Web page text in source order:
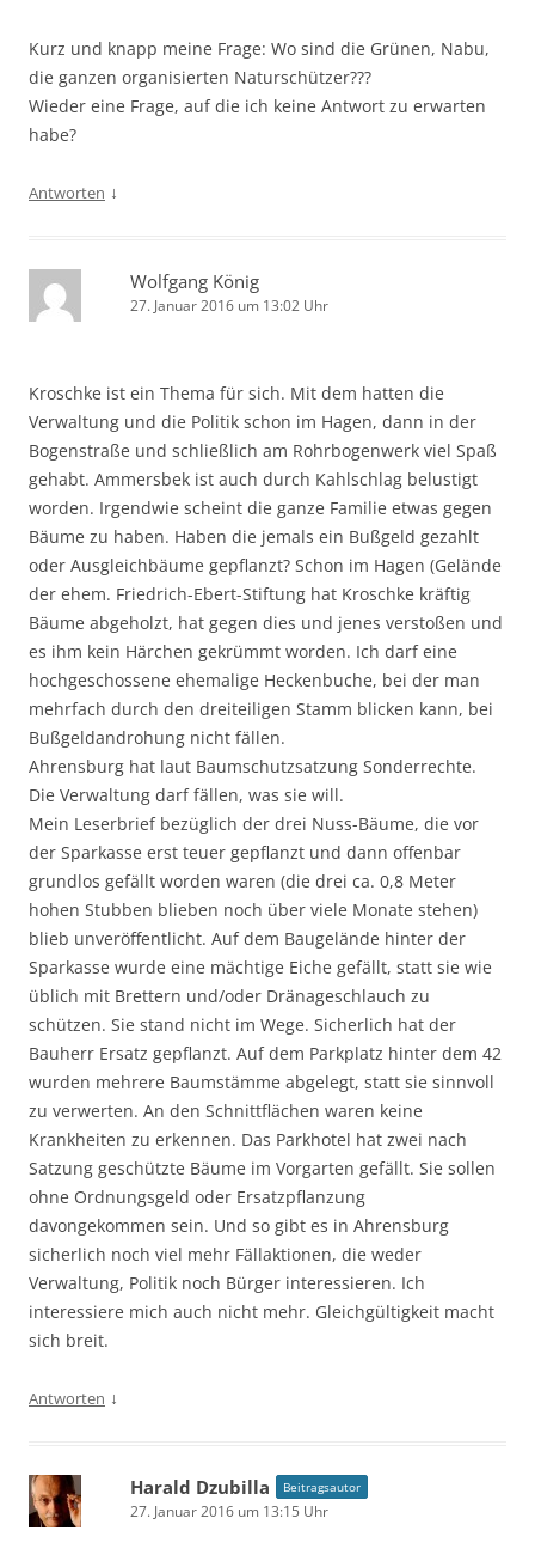
Kurz und knapp meine Frage: Wo sind die Grünen, Nabu,
die ganzen organisierten Naturschützer???
Wieder eine Frage, auf die ich keine Antwort zu erwarten
habe?
Antworten ↓
Wolfgang König
27. Januar 2016 um 13:02 Uhr
Kroschke ist ein Thema für sich. Mit dem hatten die
Verwaltung und die Politik schon im Hagen, dann in der
Bogenstraße und schließlich am Rohrbogenwerk viel Spaß
gehabt. Ammersbek ist auch durch Kahlschlag belustigt
worden. Irgendwie scheint die ganze Familie etwas gegen
Bäume zu haben. Haben die jemals ein Bußgeld gezahlt
oder Ausgleichbäume gepflanzt? Schon im Hagen (Gelände
der ehem. Friedrich-Ebert-Stiftung hat Kroschke kräftig
Bäume abgeholzt, hat gegen dies und jenes verstoßen und
es ihm kein Härchen gekrümmt worden. Ich darf eine
hochgeschossene ehemalige Heckenbuche, bei der man
mehrfach durch den dreiteiligen Stamm blicken kann, bei
Bußgeldandrohung nicht fällen.
Ahrensburg hat laut Baumschutzsatzung Sonderrechte.
Die Verwaltung darf fällen, was sie will.
Mein Leserbrief bezüglich der drei Nuss-Bäume, die vor
der Sparkasse erst teuer gepflanzt und dann offenbar
grundlos gefällt worden waren (die drei ca. 0,8 Meter
hohen Stubben blieben noch über viele Monate stehen)
blieb unveröffentlicht. Auf dem Baugelände hinter der
Sparkasse wurde eine mächtige Eiche gefällt, statt sie wie
üblich mit Brettern und/oder Dränageschlauch zu
schützen. Sie stand nicht im Wege. Sicherlich hat der
Bauherr Ersatz gepflanzt. Auf dem Parkplatz hinter dem 42
wurden mehrere Baumstämme abgelegt, statt sie sinnvoll
zu verwerten. An den Schnittflächen waren keine
Krankheiten zu erkennen. Das Parkhotel hat zwei nach
Satzung geschützte Bäume im Vorgarten gefällt. Sie sollen
ohne Ordnungsgeld oder Ersatzpflanzung
davongekommen sein. Und so gibt es in Ahrensburg
sicherlich noch viel mehr Fällaktionen, die weder
Verwaltung, Politik noch Bürger interessieren. Ich
interessiere mich auch nicht mehr. Gleichgültigkeit macht
sich breit.
Antworten ↓
Harald Dzubilla Beitragsautor
27. Januar 2016 um 13:15 Uhr